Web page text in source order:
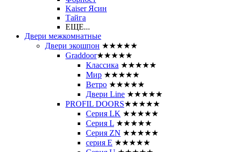
Kaiser Ясин
Тайга
ЕЩЕ...
Двери межкомнатные
Двери экошпон ★★★★★
Graddoor★★★★★
Классика ★★★★★
Мир ★★★★★
Ветро ★★★★★
Двери Line ★★★★★
PROFIL DOORS★★★★★
Серия LK ★★★★★
Серия L ★★★★★
Серия ZN ★★★★★
серия E ★★★★★